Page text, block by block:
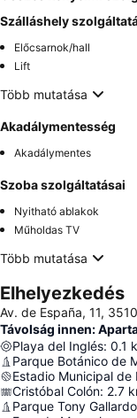
Szálláshely
Előcsarnok/hall
Lift
Több mutatása
Akadálymentesség
Akadálymentes
Szoba szolgáltatásai
Nyitható ablakok
Műholdas TV
Több mutatása
Elhelyezkedés
Av. de España, 11,
Távolság innen:
Playa del Inglés: 0.1
Parque Botánico de
Estadio Municipal de
Cristóbal Colón: 2.7
Parque Tony Gallardo